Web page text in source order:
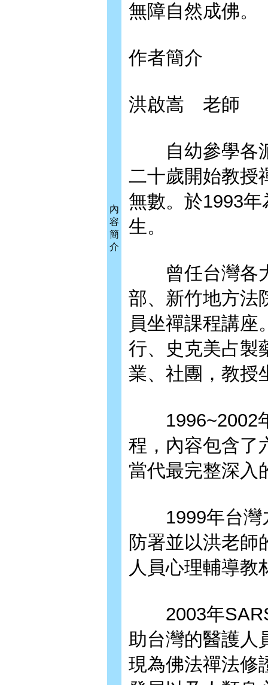
內
容
簡
介
無障自然成佛。
作者簡介
洪啟嵩 老師
自幼參學各派
二十歲開始教授
無數。於1993
生。
曾任台灣各大
部、新竹地方法
員坐禪課程講座
行、史克美占製
業、社團，教授
1996~2002年
程，內容包含了
當代最完整深入
1999年台灣
防署並以洪老師
人員心理輔導教
2003年SARS
助台灣的醫護人
現為佛法禪法修